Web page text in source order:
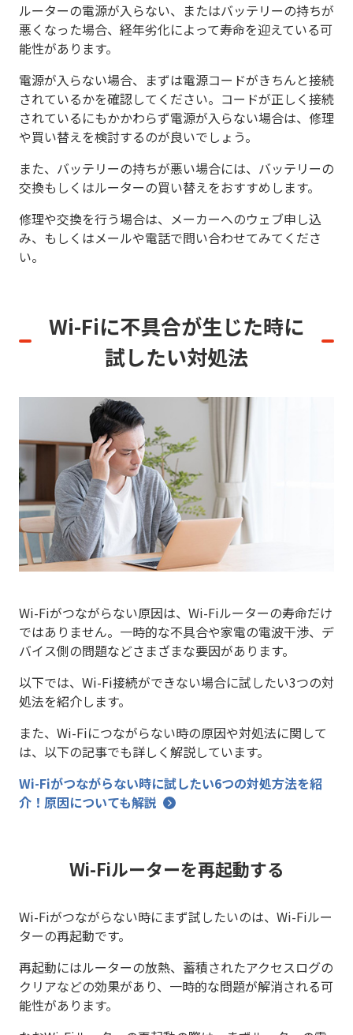
ルーターの電源が入らない、またはバッテリーの持ちが
悪くなった場合、経年劣化によって寿命を迎えている可
能性があります。
電源が入らない場合、まずは電源コードがきちんと接続
されているかを確認してください。コードが正しく接続
されているにもかかわらず電源が入らない場合は、修理
や買い替えを検討するのが良いでしょう。
また、バッテリーの持ちが悪い場合には、バッテリーの
交換もしくはルーターの買い替えをおすすめします。
修理や交換を行う場合は、メーカーへのウェブ申し込
み、もしくはメールや電話で問い合わせてみてくださ
い。
Wi-Fiに不具合が生じた時に
試したい対処法
Wi-Fiがつながらない原因は、Wi-Fiルーターの寿命だけ
ではありません。一時的な不具合や家電の電波干渉、デ
バイス側の問題などさまざまな要因があります。
以下では、Wi-Fi接続ができない場合に試したい3つの対
処法を紹介します。
また、Wi-Fiにつながらない時の原因や対処法に関して
は、以下の記事でも詳しく解説しています。
Wi-Fiがつながらない時に試したい6つの対処方法を紹
介！原因についても解説
Wi-Fiルーターを再起動する
Wi-Fiがつながらない時にまず試したいのは、Wi-Fiルー
ターの再起動です。
再起動にはルーターの放熱、蓄積されたアクセスログの
クリアなどの効果があり、一時的な問題が解消される可
能性があります。